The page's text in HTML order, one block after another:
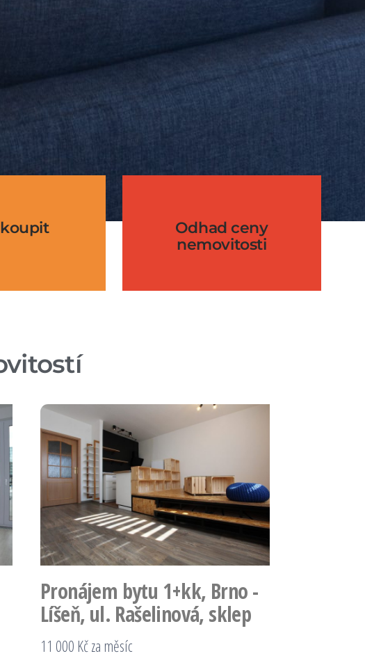
Odhad ceny
nemovitosti
Pronájem bytu 1+kk, Brno -
Líšeň, ul. Rašelinová, sklep
11 000 Kč za měsíc